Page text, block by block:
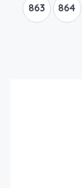
863 864